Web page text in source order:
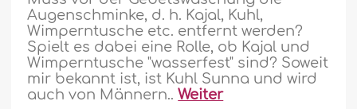
Augenschminke, d. h. Kajal, Kuhl,
Wimperntusche etc. entfernt werden?
Spielt es dabei eine Rolle, ob Kajal und
Wimperntusche "wasserfest" sind? Soweit
mir bekannt ist, ist Kuhl Sunna und wird
auch von Männern..Weiter